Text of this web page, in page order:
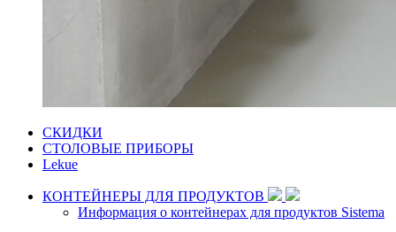
СКИДКИ
СТОЛОВЫЕ ПРИБОРЫ
Lekue
КОНТЕЙНЕРЫ ДЛЯ ПРОДУКТОВ
Информация о контейнерах для продуктов Sistema